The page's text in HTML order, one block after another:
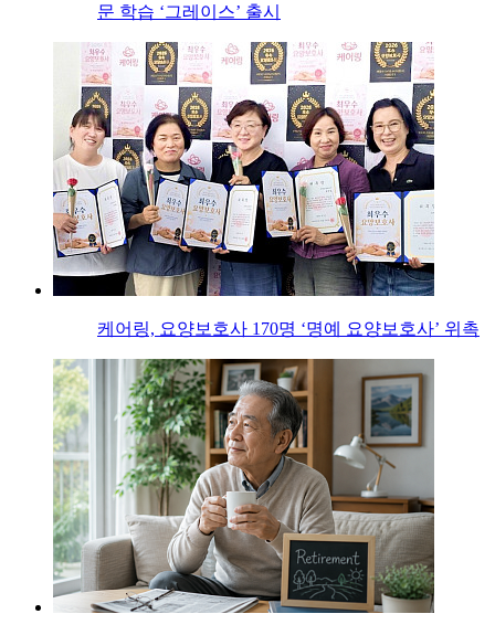
문 학습 ‘그레이스’ 출시
케어링, 요양보호사 170명 ‘명예 요양보호사’ 위촉